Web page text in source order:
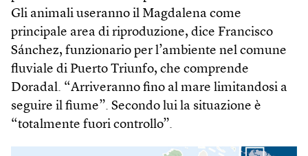
Gli animali useranno il Magdalena come
principale area di riproduzione, dice Francisco
Sánchez, funzionario per l’ambiente nel comune
fluviale di Puerto Triunfo, che comprende
Doradal. “Arriveranno fino al mare limitandosi a
seguire il fiume”. Secondo lui la situazione è
“totalmente fuori controllo”.